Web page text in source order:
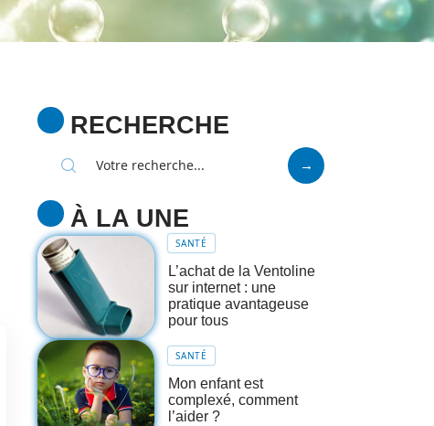
RECHERCHE
À LA UNE
SANTÉ
L’achat de la Ventoline
sur internet : une
pratique avantageuse
pour tous
SANTÉ
Mon enfant est
complexé, comment
l’aider ?